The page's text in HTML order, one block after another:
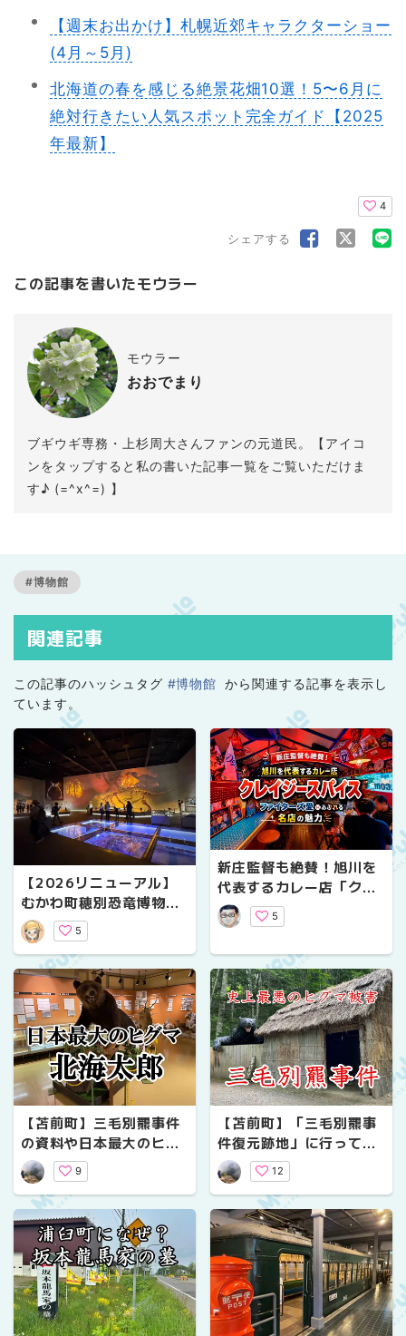
【週末お出かけ】札幌近郊キャラクターショー
(4月～5月)
北海道の春を感じる絶景花畑10選！5〜6月に
絶対行きたい人気スポット完全ガイド【2025
年最新】
4
シェアする
この記事を書いたモウラー
モウラー
おおでまり
ブギウギ専務・上杉周大さんファンの元道民。【アイコ
ンをタップすると私の書いた記事一覧をご覧いただけま
す♪ (=^x^=) 】
#博物館
関連記事
この記事のハッシュタグ #博物館 から関連する記事を表示し
ています。
【2026リニューアル】
むかわ町穂別恐竜博物館
は大人も楽しめる？カム
イサウルスなど見どころ
5選
5
新庄監督も絶賛！旭川を
代表するカレー店「クレ
イジースパイス」ファイ
ターズ愛あふれる名店の
5
【苫前町】三毛別羆事件
の資料や日本最大のヒグ
マのはく製を展示「苫前
町郷土資料館」
9
【苫前町】「三毛別羆事
件復元跡地」に行ってき
た！｜日本獣害史上最悪
の現場をめぐる・アクセ
スと注意点まとめ
12